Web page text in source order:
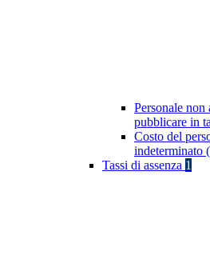
Personale non
pubblicare in
Costo del
indeterminato
Tassi di assenza 1